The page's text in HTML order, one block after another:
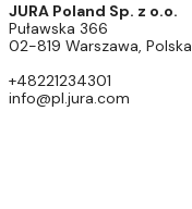
JURA Poland Sp. z o.o.
Puławska 366
02-819 Warszawa, Polska
+48221234301
info@pl.jura.com